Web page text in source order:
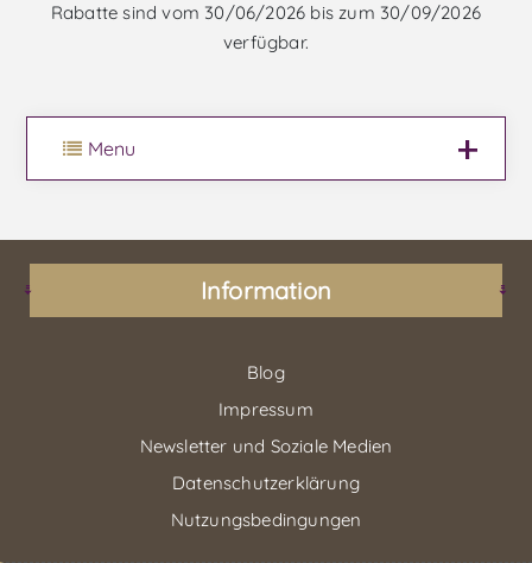
Rabatte sind vom 30/06/2026 bis zum 30/09/2026
verfügbar.
Menu
Information
Blog
Impressum
Newsletter und Soziale Medien
Datenschutzerklärung
Nutzungsbedingungen